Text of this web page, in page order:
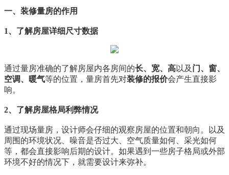
一、装修量房的作用
1、了解房屋详细尺寸数据
通过量房准确的了解房屋内各房间的长、宽、高以及 门、窗、
空调、暖气等的位置，量房首先对装修的报价会产生直接影
响。
2、了解房屋格局利弊情况
通过现场量房，设计师会仔细的观察房屋的位置和朝向。以及
周围的环境状况、噪音是否过大、空气质量如何、采光如何
等，都会直接影响后期的设计。如果遇到一些房子格局或外部
环境不好的情况下，就需要设计来弥补。